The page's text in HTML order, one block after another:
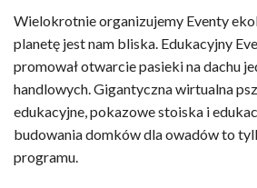
Wielokrotnie organizujemy Eventy
planetę jest nam bliska. Edukacyjny
promował otwarcie pasieki na dachu
handlowych. Gigantyczna wirtualna
edukacyjne, pokazowe stoiska i
budowania domków dla owadów to
programu.